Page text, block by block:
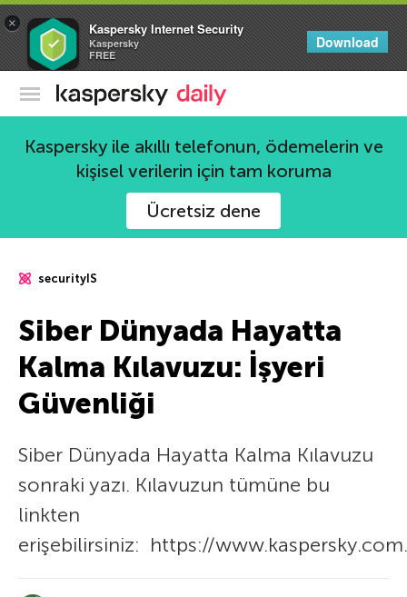
× Kaspersky Internet Security
Kaspersky
FREE
Download
Kaspersky Resmi Blogu
Kaspersky ile akıllı telefonun, ödemelerin ve
kişisel verilerin için tam koruma
Ücretsiz dene
securityIS
Siber Dünyada Hayatta
Kalma Kılavuzu: İşyeri
Güvenliği
Siber Dünyada Hayatta Kalma Kılavuzu
sonraki yazı. Kılavuzun tümüne bu
linkten
erişebilirsiniz: https://